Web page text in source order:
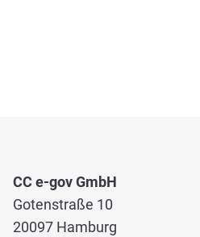
CC e-gov GmbH
Gotenstraße 10
20097 Hamburg